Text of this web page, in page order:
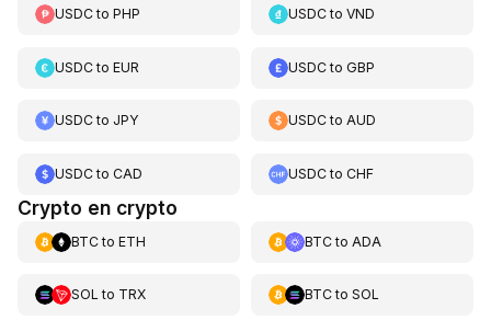
USDCto PHP USDCtoVND
USDCto EUR USDCtoGBP
USDCto JPY USDCtoAUD
USDCto CAD USDCtoCHF
Crypto en crypto
BTCto ETH BTCto ADA
SOL to TRX BTCto SOL